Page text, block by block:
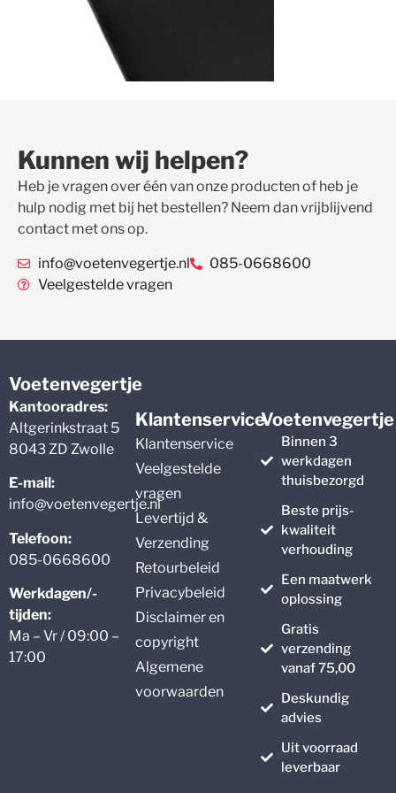
Kunnen wij helpen?
Heb je vragen over één van onze producten of heb je
hulp nodig met bij het bestellen? Neem dan vrijblijvend
contact met ons op.
info@voetenvegertje.nl
085-0668600
Veelgestelde vragen
Voetenvegertje
Kantooradres:
Altgerinkstraat 5
8043 ZD Zwolle
E-mail:
info@voetenvegertje.nl
Telefoon:
085-0668600
Werkdagen/-
tijden:
Ma – Vr / 09:00 –
17:00
Klantenservice
Klantenservice
Veelgestelde
vragen
Levertijd &
Verzending
Retourbeleid
Privacybeleid
Disclaimer en
copyright
Algemene
voorwaarden
Voetenvegertje
Binnen 3
werkdagen
thuisbezorgd
Beste prijs-
kwaliteit
verhouding
Een maatwerk
oplossing
Gratis
verzending
vanaf 75,00
Deskundig
advies
Uit voorraad
leverbaar